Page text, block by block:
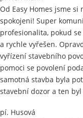
Od Easy Homes jsme
spokojeni! Super
profesionalita, pokud
a rychle vyřešen.
vyřízení stavebního
pomoci se povolení
samotná stavba byla
stavební dozor a ten
pí. Husová